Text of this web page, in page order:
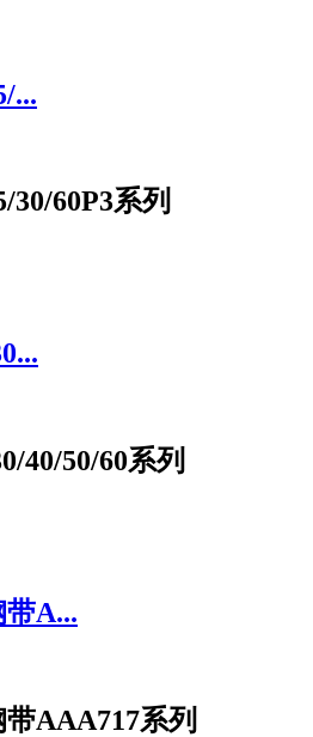
...
30/60P3系列
40/50/60系列
A...
AAA717系列